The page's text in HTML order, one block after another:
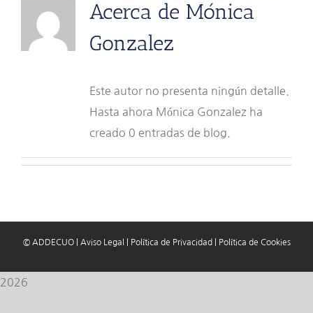
Acerca de Mónica
Gonzalez
Este autor no presenta ningún detalle.
Hasta ahora Mónica Gonzalez ha
creado 0 entradas de blog.
© ADDECUO Aviso Legal Política de Privacidad Política de Cookies
2026